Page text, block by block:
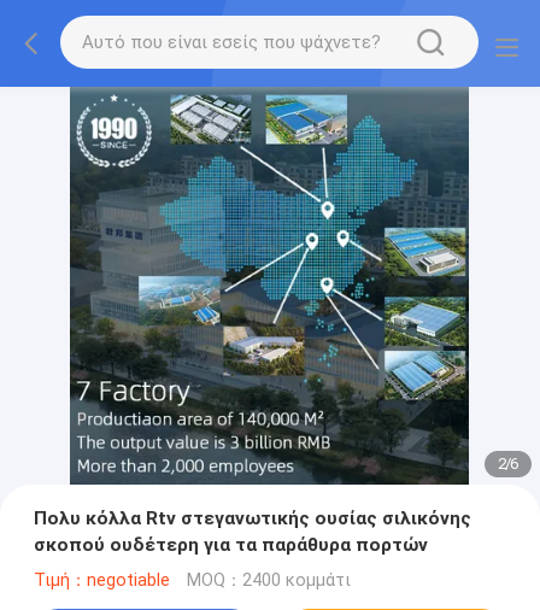
2/6
Πολυ κόλλα Rtv στεγανωτικής ουσίας σιλικόνης
σκοπού ουδέτερη για τα παράθυρα πορτών
Τιμή：negotiable MOQ：2400 κομμάτι